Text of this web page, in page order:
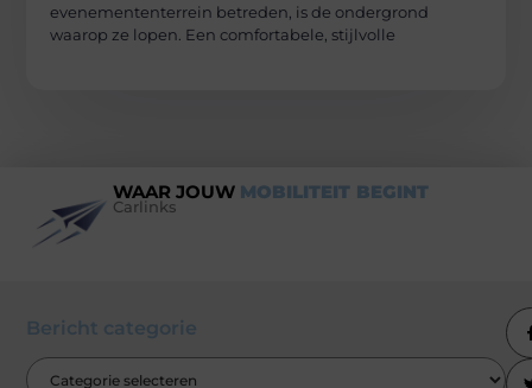
evenemententerrein betreden, is de ondergrond
waarop ze lopen. Een comfortabele, stijlvolle
WAAR JOUW MOBILITEIT BEGINT
Carlinks
Bericht categorie